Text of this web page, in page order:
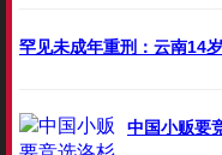
罕见未成年重刑：云南14
中国小贩要